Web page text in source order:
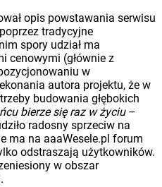
opis powstawania serwisu
tradycyjne
spory udział ma
cenowymi (głównie z
w
autora projektu, że w
budowania głębokich
bierze się raz w życiu–
radosny sprzeciw na
ma na aaaWesele.pl forum
odstraszają użytkowników.
w obszar